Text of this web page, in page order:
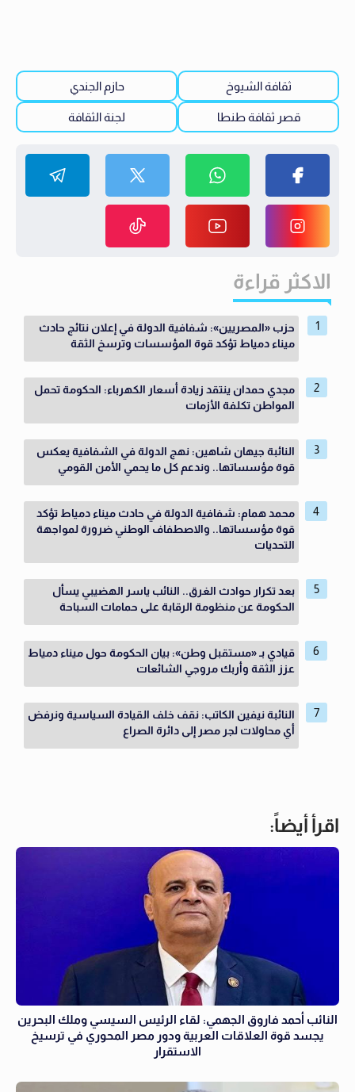
ثقافة الشيوخ حازم الجندي
قصر ثقافة طنطا لجنة الثقافة
الاكثر قراءة
حزب «المصريين»: شفافية الدولة في إعلان نتائج حادث
ميناء دمياط تؤكد قوة المؤسسات وترسخ الثقة
مجدي حمدان ينتقد زيادة أسعار الكهرباء: الحكومة تحمل
المواطن تكلفة الأزمات
النائبة جيهان شاهين: نهج الدولة في الشفافية يعكس
قوة مؤسساتها.. وندعم كل ما يحمي الأمن القومي
محمد همام: شفافية الدولة في حادث ميناء دمياط تؤكد
قوة مؤسساتها.. والاصطفاف الوطني ضرورة لمواجهة
التحديات
بعد تكرار حوادث الغرق.. النائب ياسر الهضيبي يسأل
الحكومة عن منظومة الرقابة على حمامات السباحة
قيادي بـ «مستقبل وطن»: بيان الحكومة حول ميناء دمياط
عزز الثقة وأربك مروجي الشائعات
النائبة نيفين الكاتب: نقف خلف القيادة السياسية ونرفض
أي محاولات لجر مصر إلى دائرة الصراع
اقرأ أيضاً:
النائب أحمد فاروق الجهمي: لقاء الرئيس السيسي وملك البحرين
يجسد قوة العلاقات العربية ودور مصر المحوري في ترسيخ
الاستقرار